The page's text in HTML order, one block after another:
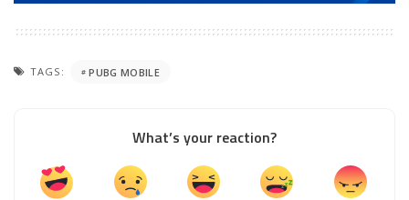
TAGS: PUBG MOBILE
What’s your reaction?